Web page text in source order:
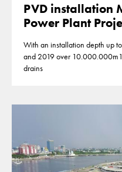
PVD installation
Power Plant
With an installation depth up
and 2019 over
drains